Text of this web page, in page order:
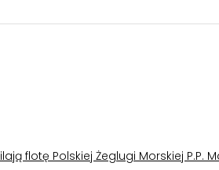
flotę Polskiej Żeglugi Morskiej P.P.